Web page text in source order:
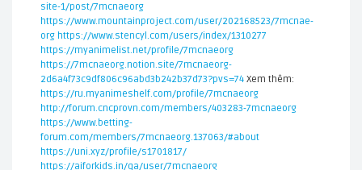
site-1/post/7mcnaeorg
https://www.mountainproject.com/user/202168523/7mcnae-
org https://www.stencyl.com/users/index/1310277
https://myanimelist.net/profile/7mcnaeorg
https://7mcnaeorg.notion.site/7mcnaeorg-
2d6a4f73c9df806c96abd3b242b37d73?pvs=74 Xem thêm:
https://ru.myanimeshelf.com/profile/7mcnaeorg
http://forum.cncprovn.com/members/403283-7mcnaeorg
https://www.betting-
forum.com/members/7mcnaeorg.137063/#about
https://uni.xyz/profile/s1701817/
https://aiforkids.in/qa/user/7mcnaeorg